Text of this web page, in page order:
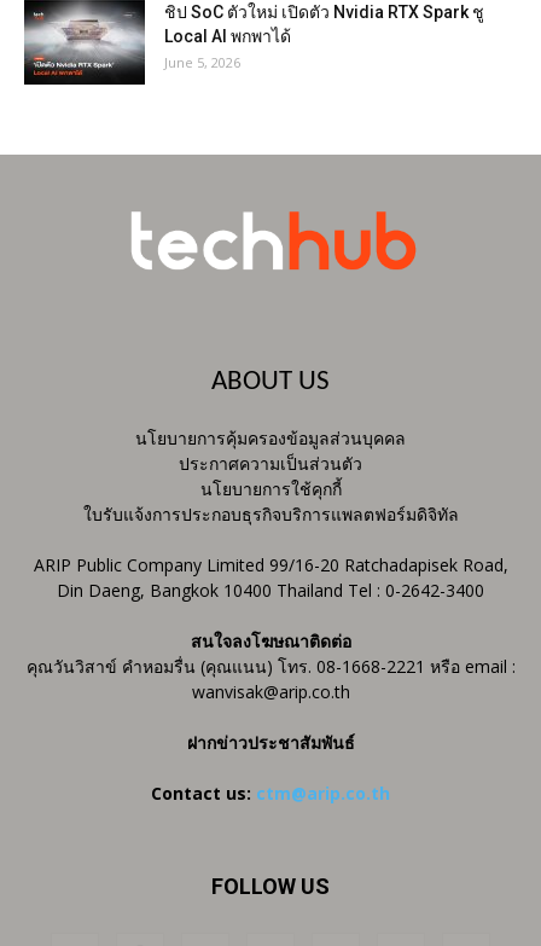
ชิป SoC ตัวใหม่ เปิดตัว Nvidia RTX Spark ชู
Local AI พกพาได้
June 5, 2026
ABOUT US
นโยบายการคุ้มครองข้อมูลส่วนบุคคล
ประกาศความเป็นส่วนตัว
นโยบายการใช้คุกกี้
ใบรับแจ้งการประกอบธุรกิจบริการแพลตฟอร์มดิจิทัล
ARIP Public Company Limited 99/16-20 Ratchadapisek Road,
Din Daeng, Bangkok 10400 Thailand Tel : 0-2642-3400
สนใจลงโฆษณาติดต่อ
คุณวันวิสาข์ คำหอมรื่น (คุณแนน) โทร. 08-1668-2221 หรือ email :
wanvisak@arip.co.th
ฝากข่าวประชาสัมพันธ์
Contact us: ctm@arip.co.th
FOLLOW US